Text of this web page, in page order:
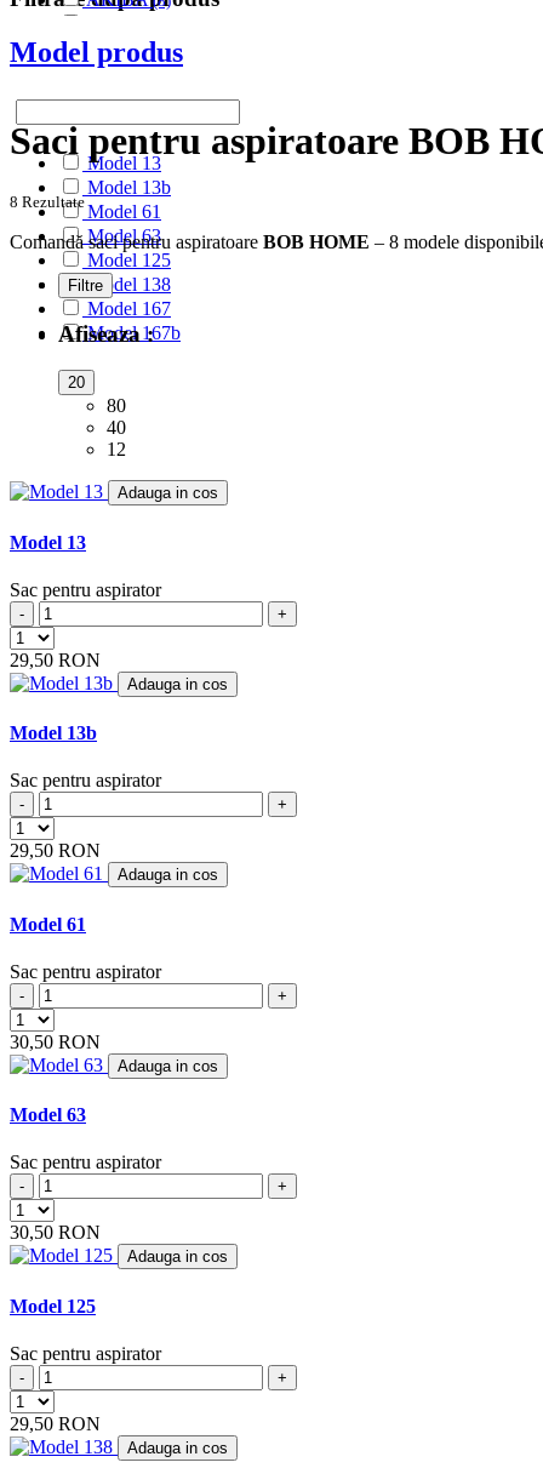
ALBATROS
ALFATEC (17)
ALIEN (2)
ALIV (1)
ALLERGY CARE (1)
ALMERIA
ALPINA (10)
ALTIC (3)
ALTO (12)
ALTUS (1)
AMADIS (5)
AMROS (1)
AMSTAR (2)
AMSTRAD
ANTECH
APL
AQUA VAC
AR-TECH (3)
ARC-EN-CIEL (6)
ARENA
ARGOS (5)
ARIETE (8)
ARLETT
ARNO (1)
ASLOSAREF (1)
ASPIWASH
ATOMIC
BAUKNECHT
BAUR
BAUR VERSAND
BEAM (6)
BEST ELECTRIC
BETRONIC
BHG (2)
BITRON
BLOMBERG
BLUE (2)
BLUE SKY
BLUEWIND
BOREAL
BOREMA (2)
Model produs
Model 13
Model 13b
Model 61
Model 63
Model 125
Model 138
Model 167
Model 167b
Saci pentru aspiratoare BOB
8 Rezultate
Comandă saci pentru aspiratoare BOB HOME – 8 modele
Filtre
Afiseaza :
20
80
40
12
Adauga in cos
Model 13
Sac pentru aspirator
- +
29,50 RON
Adauga in cos
Model 13b
Sac pentru aspirator
- +
29,50 RON
Adauga in cos
Model 61
Sac pentru aspirator
- +
30,50 RON
Adauga in cos
Model 63
Sac pentru aspirator
- +
30,50 RON
Adauga in cos
Model 125
Sac pentru aspirator
- +
29,50 RON
Adauga in cos